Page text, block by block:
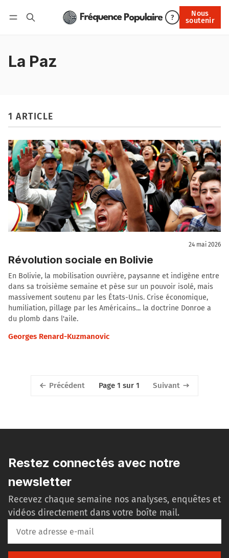
?
Nous
soutenir
Nous soutenir
La Paz
1 ARTICLE
24 mai 2026
Révolution sociale en Bolivie
En Bolivie, la mobilisation ouvrière, paysanne et indigène entre
dans sa troisième semaine et pèse sur un pouvoir isolé, mais
massivement soutenu par les États-Unis. Crise économique,
humiliation, pillage par les Américains... la doctrine Donroe a
du plomb dans l'aile.
Georges Renard-Kuzmanovic
Précédent Page 1 sur 1 Suivant
Restez connectés avec notre
newsletter
Recevez chaque semaine nos analyses, enquêtes et
vidéos directement dans votre boîte mail.